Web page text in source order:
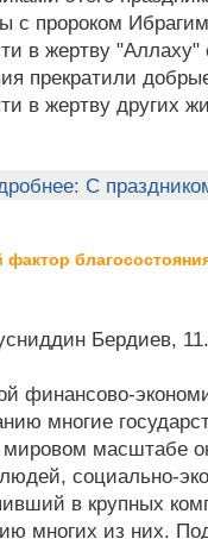
с пророком
в жертву "Аллаху"
прекратили
в жертву других
С
Бердиев,
финансово-
многие
масштабе
социально-
в крупных
многих из них.